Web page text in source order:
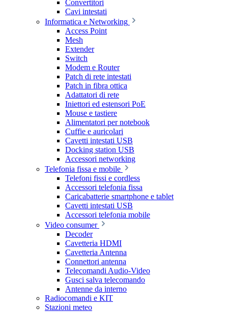
Convertitori
Cavi intestati
Informatica e Networking
Access Point
Mesh
Extender
Switch
Modem e Router
Patch di rete intestati
Patch in fibra ottica
Adattatori di rete
Iniettori ed estensori PoE
Mouse e tastiere
Alimentatori per notebook
Cuffie e auricolari
Cavetti intestati USB
Docking station USB
Accessori networking
Telefonia fissa e mobile
Telefoni fissi e cordless
Accessori telefonia fissa
Caricabatterie smartphone e tablet
Cavetti intestati USB
Accessori telefonia mobile
Video consumer
Decoder
Cavetteria HDMI
Cavetteria Antenna
Connettori antenna
Telecomandi Audio-Video
Gusci salva telecomando
Antenne da interno
Radiocomandi e KIT
Stazioni meteo